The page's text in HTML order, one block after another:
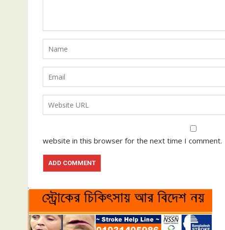
website in this browser for the next time I comment.